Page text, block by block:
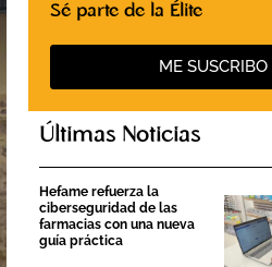
Sé parte de la Élite
ME SUSCRIBO
Últimas Noticias
Hefame refuerza la
ciberseguridad de las
farmacias con una nueva
guía práctica